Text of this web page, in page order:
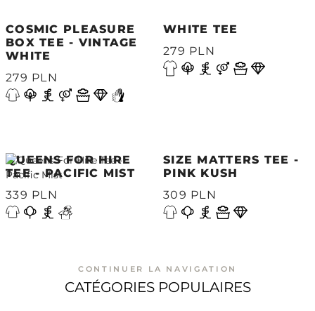
COSMIC PLEASURE
BOX TEE - VINTAGE
WHITE
279 PLN
WHITE TEE
279 PLN
QUEENS FOR HIRE
TEE - PACIFIC MIST
339 PLN
SIZE MATTERS TEE -
PINK KUSH
309 PLN
CONTINUER LA NAVIGATION
CATÉGORIES POPULAIRES